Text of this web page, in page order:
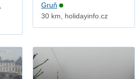
Gruň
30 km, holidayinfo.cz